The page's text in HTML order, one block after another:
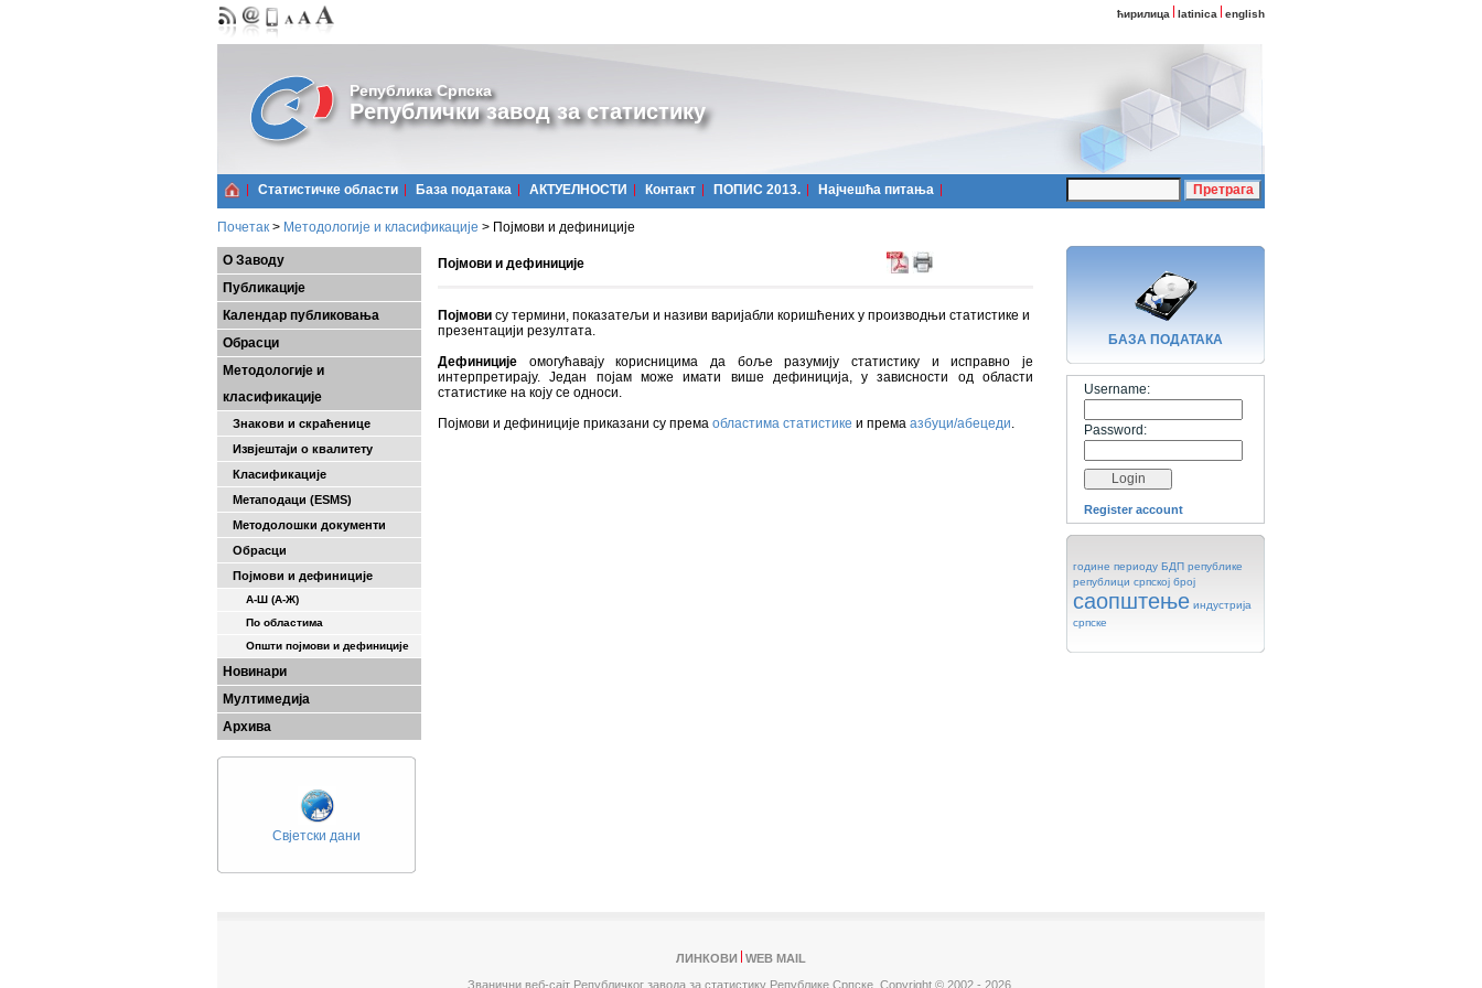
ћирилица latinica english
Република Српска
Републички завод за статистику
Статистичке области Базa података АКТУЕЛНОСТИ Контакт ПОПИС 2013. Најчешћa питања
Почетак > Методологије и класификације > Појмови и дефиниције
О Заводу
Публикације
Календар публиковања
Обрасци
Методологије и
класификације
Знакови и скраћенице
Извјештаји о квалитету
Класификације
Метаподаци (ESMS)
Методолошки документи
Обрасци
Појмови и дефиниције
А-Ш (A-Ж)
По областима
Општи појмови и дефиниције
Новинари
Мултимедија
Архива
Свјетски дани
Појмови и дефиниције
Појмови су термини, показатељи и називи варијабли коришћених у производњи статистике и
презентацији резултата.
Дефиниције омогућавају корисницима да боље разумију статистику и исправно је
интерпретирају. Један појам може имати више дефиниција, у зависности од области
статистике на коју се односи.
Појмови и дефиниције приказани су према областима статистике и према азбуци/абецеди.
БАЗA ПОДАТАКА
Username:
Password:
Register account
године периоду БДП републике
републици српској број
саопштење индустрија
српске
ЛИНКОВИ
WEB MAIL
Званични веб-сајт Републичког завода за статистику Републике Српске, Copyright © 2002 - 2026.